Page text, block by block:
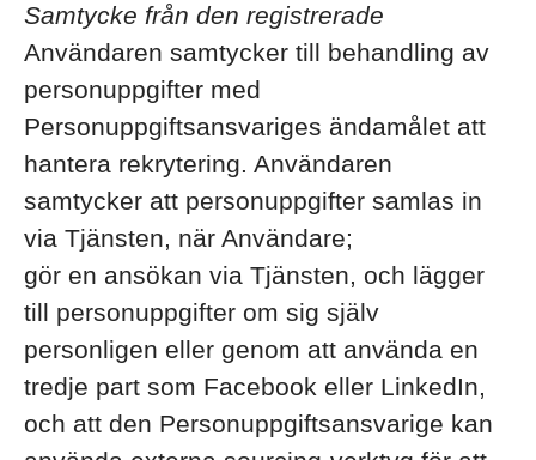
Samtycke från den registrerade
Användaren samtycker till behandling av
personuppgifter med
Personuppgiftsansvariges ändamålet att
hantera rekrytering. Användaren
samtycker att personuppgifter samlas in
via Tjänsten, när Användare;
gör en ansökan via Tjänsten, och lägger
till personuppgifter om sig själv
personligen eller genom att använda en
tredje part som Facebook eller LinkedIn,
och att den Personuppgiftsansvarige kan